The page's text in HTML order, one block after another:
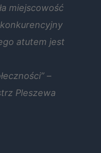
miejscowość
atutem jest
–
Pleszewa